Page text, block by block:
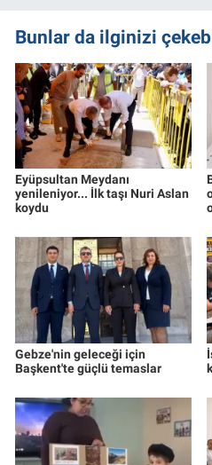
Bunlar da ilginizi
Eyüpsultan Meydanı
yenileniyor... İlk taşı Nuri Aslan
koydu
Gebze'nin geleceği için
Başkent'te güçlü temaslar